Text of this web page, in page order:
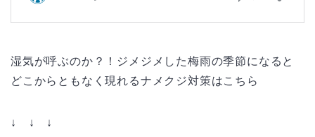
湿気が呼ぶのか？！ジメジメした梅雨の季節になると
どこからともなく現れるナメクジ対策はこちら
↓ ↓ ↓